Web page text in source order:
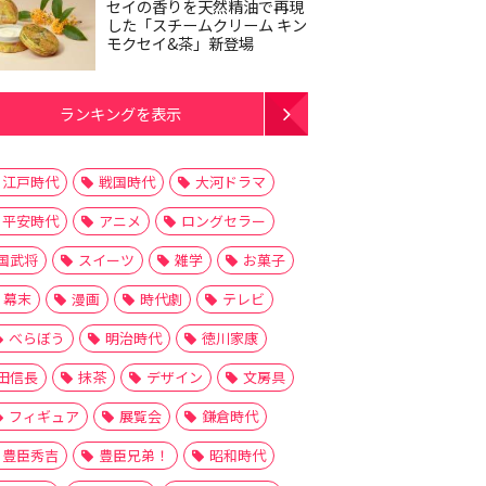
セイの香りを天然精油で再現
した「スチームクリーム キン
モクセイ&茶」新登場
ランキングを表示
江戸時代 戦国時代
大河ドラマ
平安時代
アニメ
ロングセラー
武将
スイーツ 雑学
お菓子
幕末
漫画 時代劇
テレビ
べらぼう
明治時代
徳川家康
信長
抹茶 デザイン
文房具
フィギュア
展覧会
鎌倉時代
豊臣秀吉
豊臣兄弟！
昭和時代